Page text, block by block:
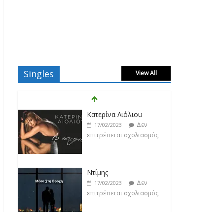
Singles View All
Κατερίνα Λιόλιου
17/02/2023
Δεν
επιτρέπεται σχολιασμός
Ντίμης
17/02/2023
Δεν
επιτρέπεται σχολιασμός